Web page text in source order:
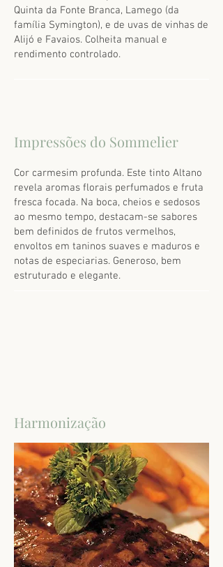
Quinta da Fonte Branca, Lamego (da
família Symington), e de uvas de vinhas de
Alijó e Favaios. Colheita manual e
rendimento controlado.
Impressões do Sommelier
Cor carmesim profunda. Este tinto Altano
revela aromas florais perfumados e fruta
fresca focada. Na boca, cheios e sedosos
ao mesmo tempo, destacam-se sabores
bem definidos de frutos vermelhos,
envoltos em taninos suaves e maduros e
notas de especiarias. Generoso, bem
estruturado e elegante.
Harmonização